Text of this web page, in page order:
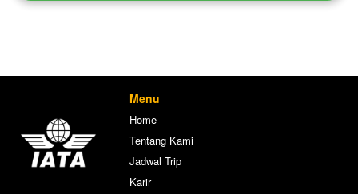
Menu
Home
Tentang Kami
Jadwal Trip
Karir